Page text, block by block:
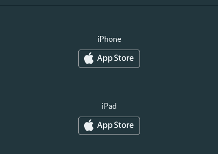
iPhone
iPad